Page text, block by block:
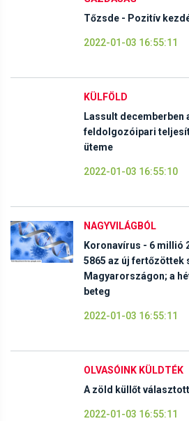
Tőzsde - Pozitív
2022-01-03 16:55:11
KÜLFÖLD
Lassult decemberben
feldolgozóipari
üteme
2022-01-03 16:55:10
NAGYVILÁGBÓL
Koronavírus - 6 millió
5865 az új fertőzöttek
Magyarországon; a
beteg
2022-01-03 16:55:11
OLVASÓINK KÜLDTÉK
A zöld küllőt
2022-01-03 16:55:11